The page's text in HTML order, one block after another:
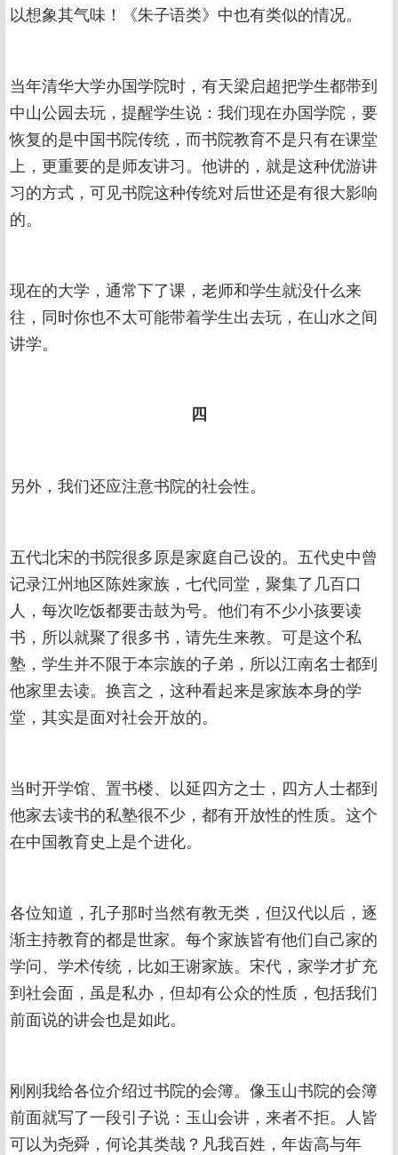
以想象其气味！《朱子语类》中也有类似的情况。
当年清华大学办国学院时，有天梁启超把学生都带到
中山公园去玩，提醒学生说：我们现在办国学院，要
恢复的是中国书院传统，而书院教育不是只有在课堂
上，更重要的是师友讲习。他讲的，就是这种优游讲
习的方式，可见书院这种传统对后世还是有很大影响
的。
现在的大学，通常下了课，老师和学生就没什么来
往，同时你也不太可能带着学生出去玩，在山水之间
讲学。
四
另外，我们还应注意书院的社会性。
五代北宋的书院很多原是家庭自己设的。五代史中曾
记录江州地区陈姓家族，七代同堂，聚集了几百口
人，每次吃饭都要击鼓为号。他们有不少小孩要读
书，所以就聚了很多书，请先生来教。可是这个私
塾，学生并不限于本宗族的子弟，所以江南名士都到
他家里去读。换言之，这种看起来是家族本身的学
堂，其实是面对社会开放的。
当时开学馆、置书楼、以延四方之士，四方人士都到
他家去读书的私塾很不少，都有开放性的性质。这个
在中国教育史上是个进化。
各位知道，孔子那时当然有教无类，但汉代以后，逐
渐主持教育的都是世家。每个家族皆有他们自己家的
学问、学术传统，比如王谢家族。宋代，家学才扩充
到社会面，虽是私办，但却有公众的性质，包括我们
前面说的讲会也是如此。
刚刚我给各位介绍过书院的会簿。像玉山书院的会簿
前面就写了一段引子说：玉山会讲，来者不拒。人皆
可以为尧舜，何论其类哉？凡我百姓，年齿高与年